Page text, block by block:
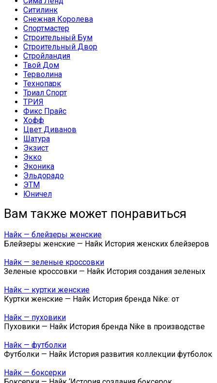
Ситилинк
Снежная Королева
Спортмастер
Строительный Бум
Строительный Двор
Стройландия
Твой Дом
Терволина
Технопарк
Триал Спорт
ТРИЯ
Фикс Прайс
Хофф
Цвет Диванов
Шатура
Экзист
Экко
Эконика
Эльдорадо
ЭТМ
Юничел
Вам также может понравиться
Найк — блейзеры женские
Блейзеры женские — Найк История женских блейзеров
Найк — зеленые кроссовки
Зеленые кроссовки — Найк История создания зеленых
Найк — куртки женские
Куртки женские — Найк История бренда Nike: от
Найк — пуховики
Пуховики — Найк История бренда Nike в производстве
Найк — футболки
Футболки — Найк История развития коллекции футболок
Найк — боксерки